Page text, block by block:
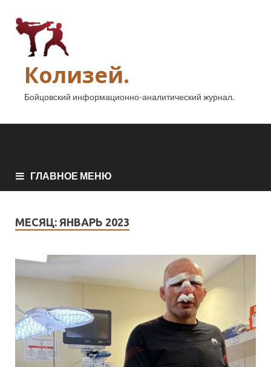
Колизей.
Бойцовский информационно-аналитический журнал.
ГЛАВНОЕ МЕНЮ
МЕСЯЦ: ЯНВАРЬ 2023